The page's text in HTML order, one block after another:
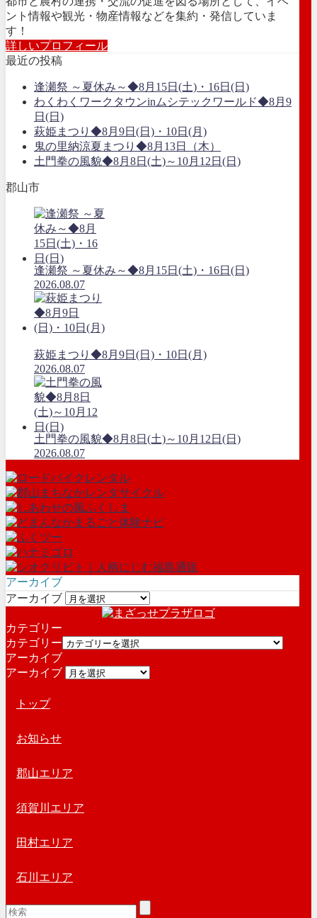
ント情報や観光・物産情報などを集約・発信していま
す！
詳しいプロフィール
最近の投稿
逢瀬祭 ～夏休み～◆8月15日(土)・16日(日)
わくわくワークタウンinムシテックワールド◆8月9
日(日)
萩姫まつり◆8月9日(日)・10日(月)
鬼の里納涼夏まつり◆8月13日（木）
土門拳の風貌◆8月8日(土)～10月12日(日)
郡山市
逢瀬祭 ～夏休み～◆8月15日(土)・16日(日)
2026.08.07
萩姫まつり◆8月9日(日)・10日(月)
2026.08.07
土門拳の風貌◆8月8日(土)～10月12日(日)
2026.08.07
アーカイブ
アーカイブ
カテゴリー
カテゴリー
アーカイブ
アーカイブ
トップ
お知らせ
郡山エリア
須賀川エリア
田村エリア
石川エリア